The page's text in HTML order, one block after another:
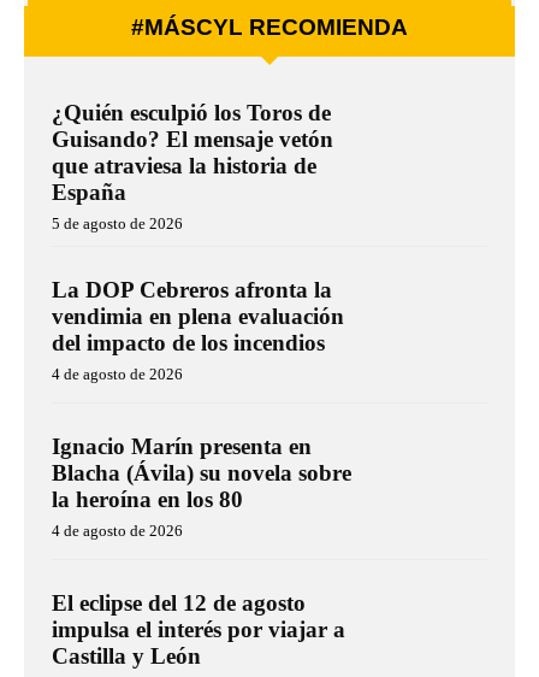
#MÁSCYL RECOMIENDA
¿Quién esculpió los Toros de
Guisando? El mensaje vetón
que atraviesa la historia de
España
5 de agosto de 2026
La DOP Cebreros afronta la
vendimia en plena evaluación
del impacto de los incendios
4 de agosto de 2026
Ignacio Marín presenta en
Blacha (Ávila) su novela sobre
la heroína en los 80
4 de agosto de 2026
El eclipse del 12 de agosto
impulsa el interés por viajar a
Castilla y León